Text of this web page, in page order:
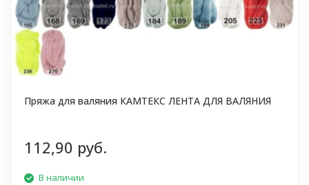
Пряжа для валяния КАМТЕКС ЛЕНТА ДЛЯ ВАЛЯНИЯ
112,90 руб.
В наличии